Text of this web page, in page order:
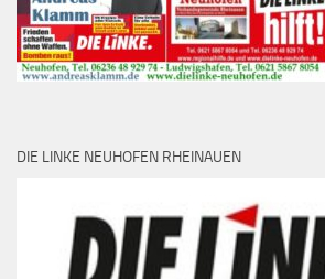
DIE LINKE NEUHOFEN RHEINAUEN